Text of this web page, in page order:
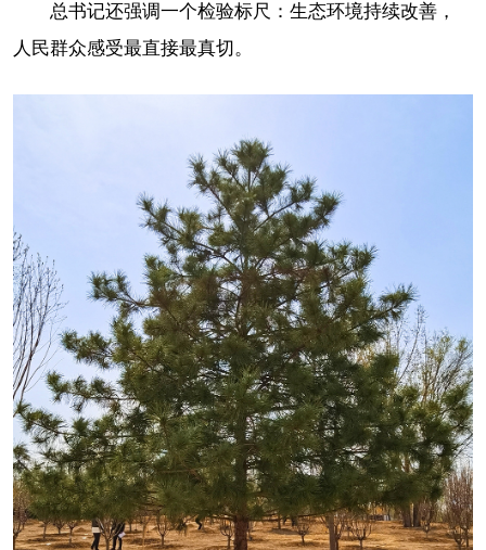
总书记还强调一个检验标尺：生态环境持续改善，
人民群众感受最直接最真切。